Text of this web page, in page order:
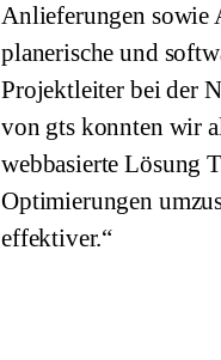
Anlieferungen sowie
planerische und
Projektleiter bei der
von gts konnten wir
webbasierte Lösung
Optimierungen
effektiver.“